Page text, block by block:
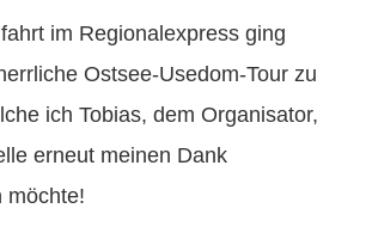
im Regionalexpress ging
Ostsee-Usedom-Tour zu
ich Tobias, dem Organisator,
erneut meinen Dank
möchte!